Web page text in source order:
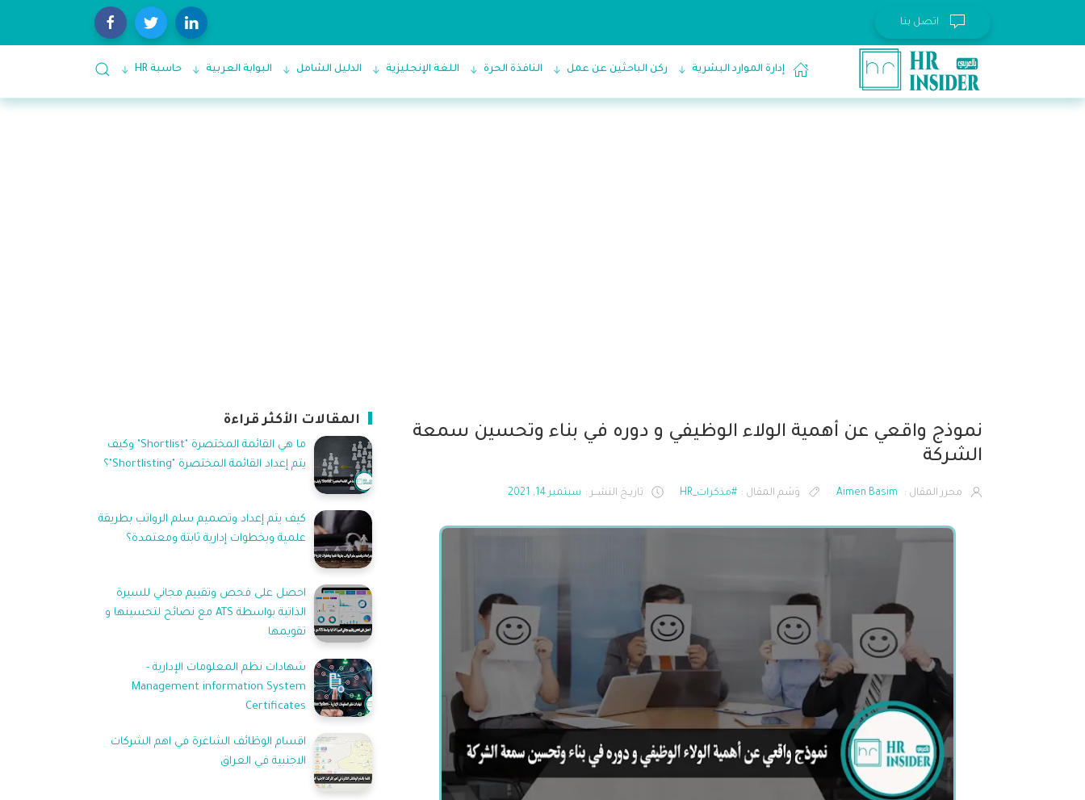
اتصل بنا
إدارة الموارد البشرية ركن الباحثين عن عمل النافذة الحرة اللغة الإنجليزية الدليل الشامل البوابة العربية حاسبة HR
نموذج واقعي عن أهمية الولاء الوظيفي و دوره في بناء وتحسين سمعة
الشركة
محرر المقال : Aimen Basim وَسْم المقال : #مذكرات_HR تاريـخ النشــر : سبتمبر 14, 2021
المقالات الأكثر قراءة
ما هي القائمة المختصرة "Shortlist" وكيف
يتم إعداد القائمة المختصرة "Shortlisting"؟
كيف يتم إعداد وتصميم سلم الرواتب بطريقة
علمية وبخطوات إدارية ثابتة ومعتمدة؟
احصل على فحص وتقييم مجاني للسيرة
الذاتية بواسطة ATS مع نصائح لتحسينها و
تقويمها
شهادات نظم المعلومات الإدارية -
Management information System
Certificates
اقسام الوظائف الشاغرة في اهم الشركات
الاجنبية في العراق